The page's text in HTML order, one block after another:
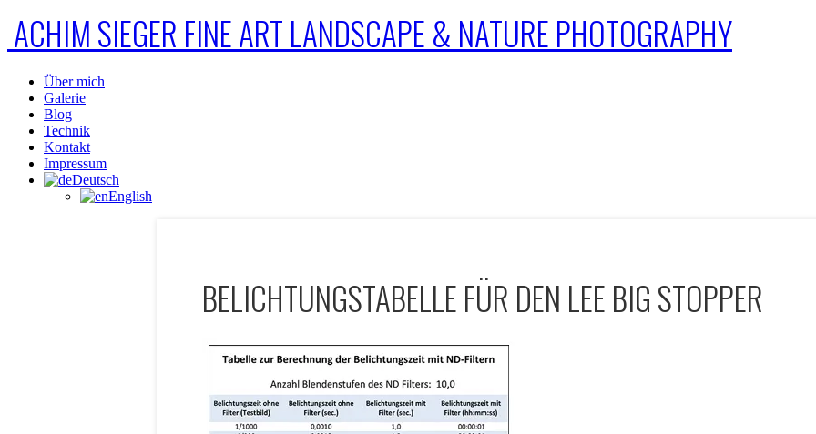
ACHIM SIEGER FINE ART LANDSCAPE & NATURE PHOTOGRAPHY
Über mich
Galerie
Blog
Technik
Kontakt
Impressum
Deutsch
English
BELICHTUNGSTABELLE FÜR DEN LEE BIG STOPPER